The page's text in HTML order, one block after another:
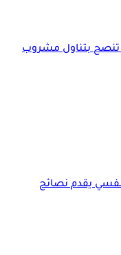
بتناول مشروب
2026- طبيب نفسي يقدم نصائح